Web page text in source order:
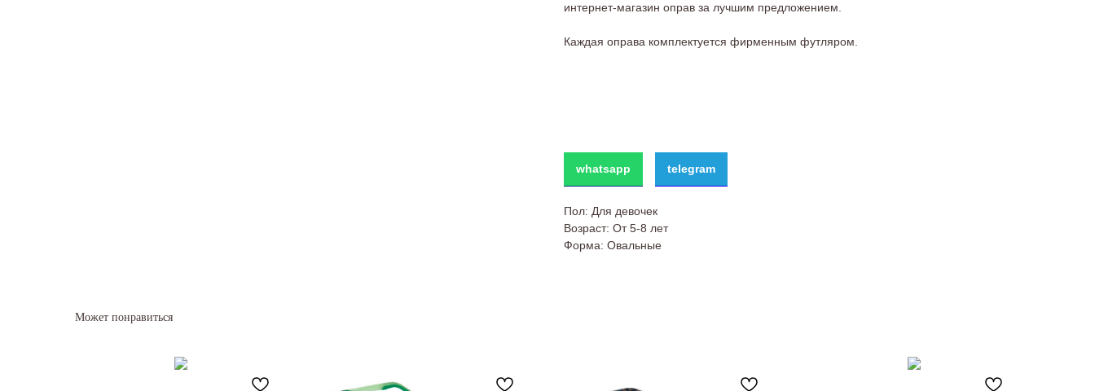
интернет-магазин оправ за лучшим предложением.
Каждая оправа комплектуется фирменным футляром.
whatsapp telegram
Пол: Для девочек
Возраст: От 5-8 лет
Форма: Овальные
Может понравиться